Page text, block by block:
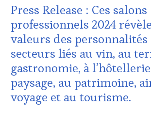
SALONS
INTERNATIONAUX,
SPOT
BY
VAR,
VIGNOBLES,
TASTING
VOUCHER ,
WINE
TOURISM
DOMAINE
VITICOLE,
ADHÉRENT,
VIN
TOURISME
EDITION
LES
CLÉS
DU
VIN
Press Release : Ces salons
professionnels 2024
valeurs des personnalités
secteurs liés au vin, au
gastronomie, à
paysage, au patrimoine,
voyage et au tourisme.